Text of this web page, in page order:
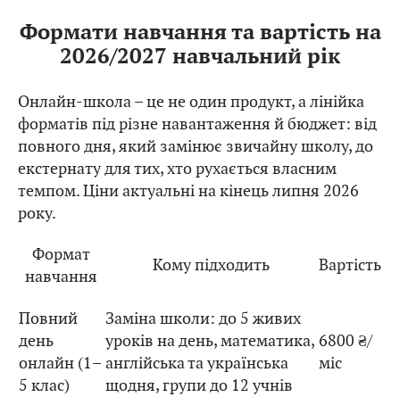
Формати навчання та вартість на
2026/2027 навчальний рік
Онлайн-школа – це не один продукт, а лінійка
форматів під різне навантаження й бюджет: від
повного дня, який замінює звичайну школу, до
екстернату для тих, хто рухається власним
темпом. Ціни актуальні на кінець липня 2026
року.
Формат
навчання
Кому підходить Вартість
Повний
день
онлайн (1–
5 клас)
Заміна школи: до 5 живих
уроків на день, математика,
англійська та українська
щодня, групи до 12 учнів
6800 ₴/
міс